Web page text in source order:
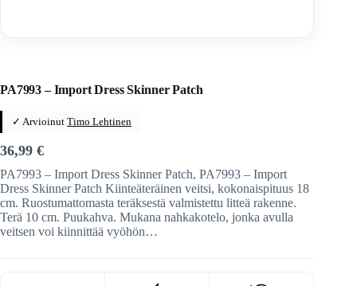
PA7993 – Import Dress Skinner Patch
✓ Arvioinut Timo Lehtinen
36,99 €
PA7993 – Import Dress Skinner Patch, PA7993 – Import
Dress Skinner Patch Kiinteäteräinen veitsi, kokonaispituus 18
cm. Ruostumattomasta teräksestä valmistettu litteä rakenne.
Terä 10 cm. Puukahva. Mukana nahkakotelo, jonka avulla
veitsen voi kiinnittää vyöhön…